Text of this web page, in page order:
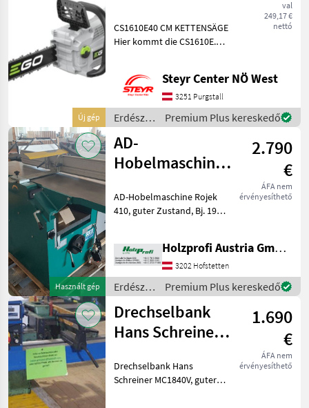
Új gép
val
249,17 €
nettó
CS1610E40 CM KETTENSÄGE
Hier kommt die CS1610E.
(Kettengeschwindigkeit 20
m/s) durchschneiden Sie
Stämme und Äste ohne
Mühe.
Steyr Center NÖ West
3251 Purgstall
Erdészeti
és
faipari
gépek /
Oregon
Premium Plus kereskedő
Használt gép
AD-
Hobelmaschine
gebraucht
2.790
€
ÁFA nem
érvényesíthető
AD-Hobelmaschine Rojek
410, guter Zustand, Bj. 1997,
kgPreisänderungen
vorbehalten, Irrtümer,
Druck- und Satzfehler
vorbehal
Holzprofi Austria GmbH, Zweigstelle NÖ
3202 Hofstetten
Erdészeti
és
faipari
gépek /
Rojek
Premium Plus kereskedő
Drechselbank
Hans Schreiner
gebraucht
1.690
€
ÁFA nem
érvényesíthető
Drechselbank Hans
Schreiner MC1840V, guter